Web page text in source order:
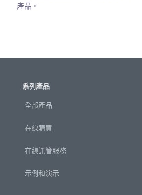
產品。
系列產品
全部產品
在線購買
在線託管服務
示例和演示